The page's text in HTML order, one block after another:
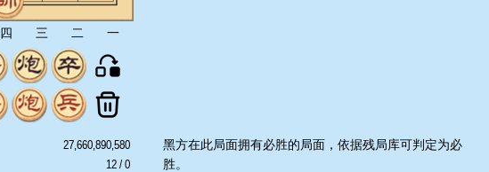
四 三 二 一
27,660,890,580
12 / 0
黑方在此局面拥有必胜的局面，依据残局库可判定为必
胜。